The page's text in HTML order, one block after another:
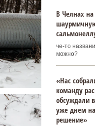
В Челнах
че-то
можно?
«Нас
команду
обсуждали
уже днем
решение»